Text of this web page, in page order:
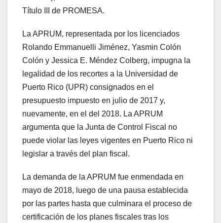
Título III de PROMESA.
La APRUM, representada por los licenciados
Rolando Emmanuelli Jiménez, Yasmin Colón
Colón y Jessica E. Méndez Colberg, impugna la
legalidad de los recortes a la Universidad de
Puerto Rico (UPR) consignados en el
presupuesto impuesto en julio de 2017 y,
nuevamente, en el del 2018. La APRUM
argumenta que la Junta de Control Fiscal no
puede violar las leyes vigentes en Puerto Rico ni
legislar a través del plan fiscal.
La demanda de la APRUM fue enmendada en
mayo de 2018, luego de una pausa establecida
por las partes hasta que culminara el proceso de
certificación de los planes fiscales tras los